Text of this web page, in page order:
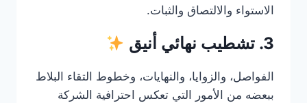
الاستواء والالتصاق والثبات.
3. تشطيب نهائي أنيق
الفواصل، والزوايا، والنهايات، وخطوط التقاء البلاط
ببعضه من الأمور التي تعكس احترافية الشركة